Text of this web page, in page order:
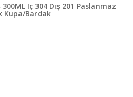
Iç 304 Dış 201 Paslanmaz
Kupa/Bardak